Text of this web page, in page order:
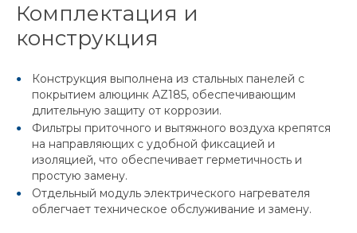
Комплектация и
конструкция
Конструкция выполнена из стальных панелей с
покрытием алюцинк AZ185, обеспечивающим
длительную защиту от коррозии.
Фильтры приточного и вытяжного воздуха крепятся
на направляющих с удобной фиксацией и
изоляцией, что обеспечивает герметичность и
простую замену.
Отдельный модуль электрического нагревателя
облегчает техническое обслуживание и замену.